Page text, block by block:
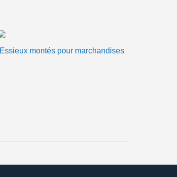
Essieux montés pour marchandises